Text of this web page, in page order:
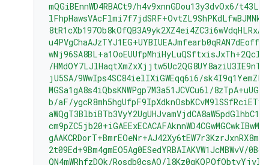
mQGiBEnnWD4RBACt9/h4v9xnnGDou13y3dvOx6/
/
jU5SA/9WwIps4SC84ielIXiGWEqq6i6/
MGSa1gA8s4iQbsKNWPgp7M3a51JCVCu6l/
b/aF/
2t09Ed+9Bm4gmEO5Ag0ESedYRBAIAKVW1JcMBWvV/
QN4mWRhfzDOk/Rosdb0csAO/